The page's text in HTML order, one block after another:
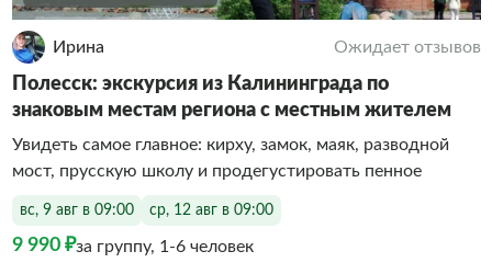
Ирина Ожидает отзывов
Полесск: экскурсия из Калининграда по
знаковым местам региона с местным жителем
Увидеть самое главное: кирху, замок, маяк, разводной
мост, прусскую школу и продегустировать пенное
вс, 9 авг в 09:00 ср, 12 авг в 09:00
9 990 ₽за группу, 1-6 человек